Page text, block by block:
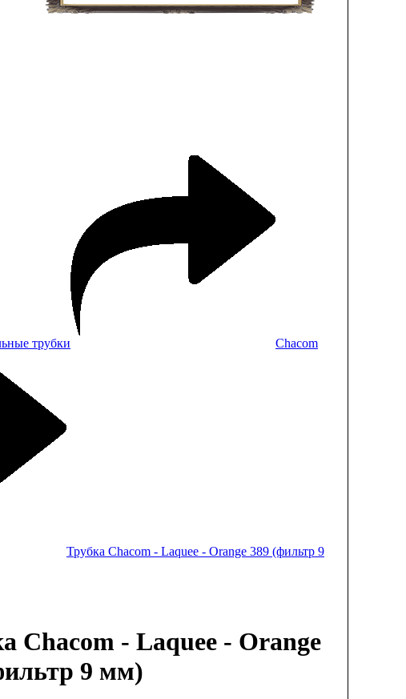
трубки Chacom
Трубка Chacom - Laquee - Orange 389 (фильтр 9
Chacom - Laquee - Orange
9 мм)